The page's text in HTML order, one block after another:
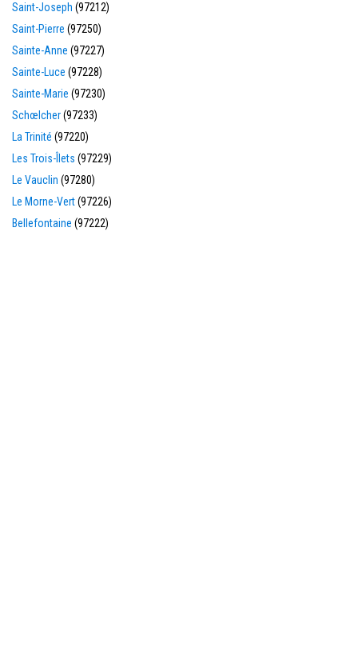
Saint-Joseph (97212)
Saint-Pierre (97250)
Sainte-Anne (97227)
Sainte-Luce (97228)
Sainte-Marie (97230)
Schœlcher(97233)
La Trinité (97220)
Les Trois-Îlets (97229)
Le Vauclin (97280)
Le Morne-Vert(97226)
Bellefontaine (97222)